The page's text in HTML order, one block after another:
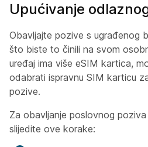
Upućivanje
Obavljajte pozive s ugrađenog
što biste to činili na svom
uređaj ima više eSIM kartica,
odabrati ispravnu SIM karticu
pozive.
Za obavljanje poslovnog
slijedite ove korake: